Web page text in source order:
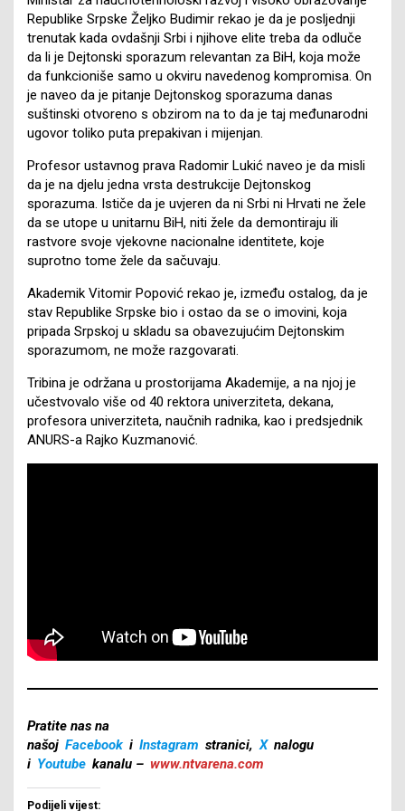
Republike Srpske Željko Budimir rekao je da je posljednji
trenutak kada ovdašnji Srbi i njihove elite treba da odluče
da li je Dejtonski sporazum relevantan za BiH, koja može
da funkcioniše samo u okviru navedenog kompromisa. On
je naveo da je pitanje Dejtonskog sporazuma danas
suštinski otvoreno s obzirom na to da je taj međunarodni
ugovor toliko puta prepakivan i mijenjan.
Profesor ustavnog prava Radomir Lukić naveo je da misli
da je na djelu jedna vrsta destrukcije Dejtonskog
sporazuma. Ističe da je uvjeren da ni Srbi ni Hrvati ne žele
da se utope u unitarnu BiH, niti žele da demontiraju ili
rastvore svoje vjekovne nacionalne identitete, koje
suprotno tome žele da sačuvaju.
Akademik Vitomir Popović rekao je, između ostalog, da je
stav Republike Srpske bio i ostao da se o imovini, koja
pripada Srpskoj u skladu sa obavezujućim Dejtonskim
sporazumom, ne može razgovarati.
Tribina je održana u prostorijama Akademije, a na njoj je
učestvovalo više od 40 rektora univerziteta, dekana,
profesora univerziteta, naučnih radnika, kao i predsjednik
ANURS-a Rajko Kuzmanović.
Pratite nas na
našoj Facebook i Instagram stranici, X nalogu
i Youtube kanalu – www.ntvarena.com
Podijeli vijest: